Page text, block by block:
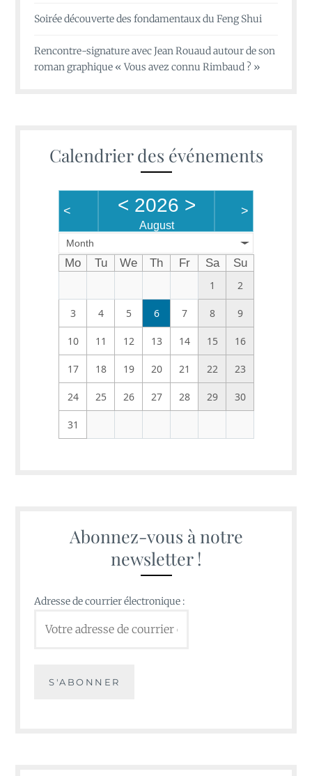
Soirée découverte des fondamentaux du Feng Shui
Rencontre-signature avec Jean Rouaud autour de son
roman graphique « Vous avez connu Rimbaud ? »
Calendrier des événements
< < 2026 >
August
>
Month
Mo Tu We Th Fr Sa
Su
1
2
3 4 5 6 7 8 9
10 11 12 13 14 15 16
17 18 19 20 21 22 23
24 25 26 27 28 29 30
31
Abonnez-vous à notre
newsletter !
Adresse de courrier électronique :